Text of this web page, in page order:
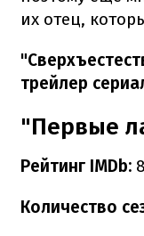
их отец,
трейлер
"Первые
Рейтинг IMDb:
Количество